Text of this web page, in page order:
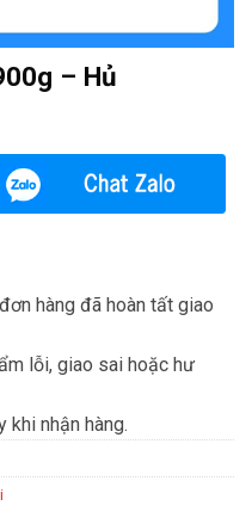
– Hủ
hàng đã hoàn tất giao
lỗi, giao sai hoặc hư
khi nhận hàng.